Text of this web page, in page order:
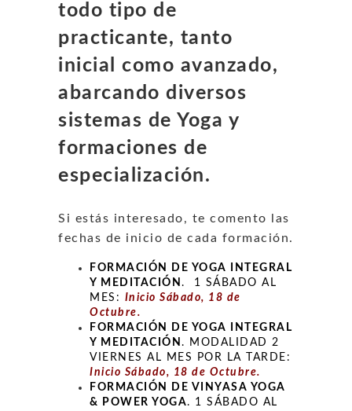
todo tipo de
practicante, tanto
inicial como avanzado,
abarcando diversos
sistemas de Yoga y
formaciones de
especialización.
Si estás interesado, te comento las
fechas de inicio de cada formación.
FORMACIÓN DE YOGA INTEGRAL
Y MEDITACIÓN . 1 SÁBADO AL
MES: Inicio Sábado, 18 de
Octubre.
FORMACIÓN DE YOGA INTEGRAL
Y MEDITACIÓN . MODALIDAD 2
VIERNES AL MES POR LA TARDE:
Inicio Sábado, 18 de Octubre.
FORMACIÓN DE VINYASA YOGA
& POWER YOGA. 1 SÁBADO AL